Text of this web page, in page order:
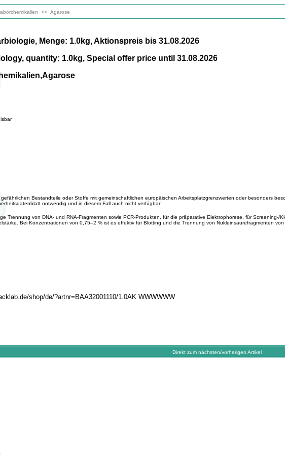
>> Agarose
Menge: 1.0kg, Aktionspreis bis 31.08.2026
quantity: 1.0kg, Special offer price until 31.08.2026
Bestandteile oder Stoffe mit gemeinschaftlichen europäischen Arbeitsplatzgrenzwerten oder besonders
notwendig und in diesem Fall auch nicht verfügbar!
Trennung von DNA- und RNA-Fragmenten sowie PCR-Produkten, für die präparative Elektrophorese, für
Bei Konzentrationen von 0,75–2 % ist es effektiv für Blotting und die Trennung von Nukleinsäurefragmenten von
shop/de/?artnr=BAA32001110/1.0AK WWWWWW
Direkt zum nächsten/vorherigen Artikel